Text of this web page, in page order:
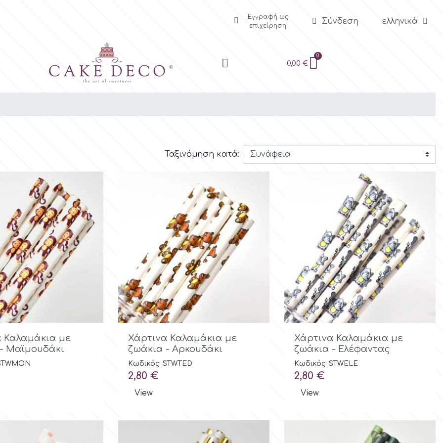
Εγγραφή ως
επιχείρηση
Σύνδεση ελληνικά
0,00 €
Ταξινόμηση κατά:
προβολή
Καλαμάκια με
Μαϊμουδάκι
Γρήγορη προβολή
Χάρτινα Καλαμάκια με
ζωάκια - Αρκουδάκι
Κωδικός: STWTED
Τιμή
2,80 €
View
Γρήγορη προβολή
Χάρτινα Καλαμάκια με
ζωάκια - Ελέφαντας
Κωδικός: STWELE
Τιμή
2,80 €
View